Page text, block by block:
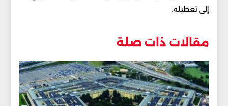
إلى تعطيله.
مقالات ذات صلة